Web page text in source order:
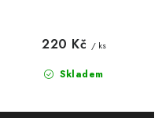
Skladem
220 Kč / ks